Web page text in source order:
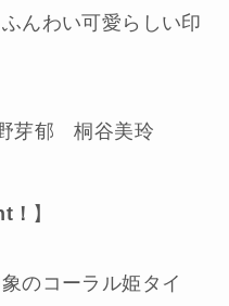
んわい可愛らしい印
芽郁 桐谷美玲
！ 】
のコーラル姫タイ